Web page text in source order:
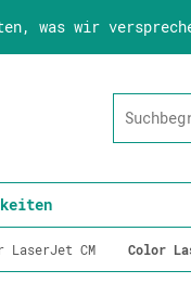
was wir
LaserJet CM Color